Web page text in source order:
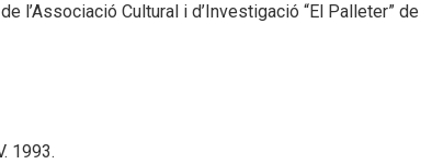
l’Associació Cultural i d’Investigació “El Palleter” de
1993.